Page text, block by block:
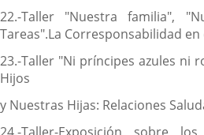
22.-Taller "Nuestra familia",
Tareas".La Corresponsabilidad
23.-Taller "Ni príncipes azules ni
Hijos
y Nuestras Hijas: Relaciones